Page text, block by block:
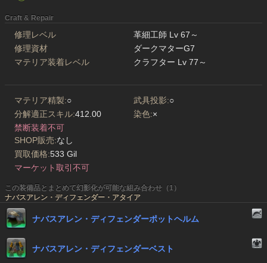
Craft & Repair
修理レベル
革細工師 Lv 67～
修理資材
ダークマターG7
マテリア装着レベル
クラフター Lv 77～
マテリア精製:○ 武具投影:○
分解適正スキル:412.00 染色:×
禁断装着不可
SHOP販売:なし
買取価格:533 Gil
マーケット取引不可
この装備品とまとめて幻影化が可能な組み合わせ（1）
ナバスアレン・ディフェンダー・アタイア
ナバスアレン・ディフェンダーポットヘルム
ナバスアレン・ディフェンダーベスト